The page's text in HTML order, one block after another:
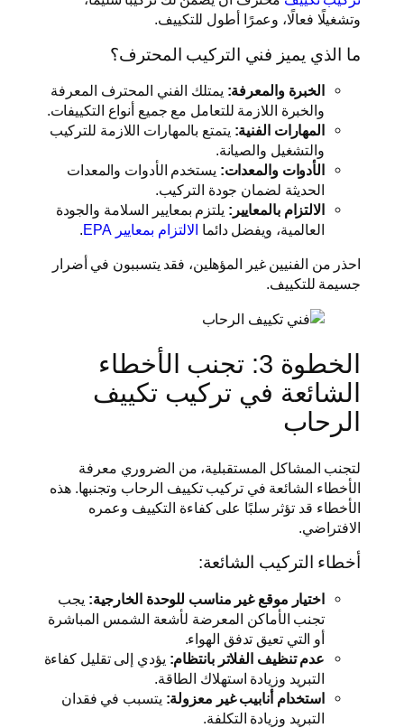
وتشغيلًا فعالًا، وعمرًا أطول للتكييف.
ما الذي يميز فني التركيب المحترف؟
الخبرة والمعرفة: يمتلك الفني المحترف المعرفة
والخبرة اللازمة للتعامل مع جميع أنواع التكييفات.
المهارات الفنية: يتمتع بالمهارات اللازمة للتركيب
والتشغيل والصيانة.
الأدوات والمعدات: يستخدم الأدوات والمعدات
الحديثة لضمان جودة التركيب.
الالتزام بالمعايير: يلتزم بمعايير السلامة والجودة
العالمية، ويفضل دائما الالتزام بمعايير EPA .
احذر من الفنيين غير المؤهلين، فقد يتسببون في أضرار
جسيمة للتكييف.
الخطوة 3: تجنب الأخطاء
الشائعة في تركيب تكييف
الرحاب
لتجنب المشاكل المستقبلية، من الضروري معرفة
الأخطاء الشائعة في تركيب تكييف الرحاب وتجنبها. هذه
الأخطاء قد تؤثر سلبًا على كفاءة التكييف وعمره
الافتراضي.
أخطاء التركيب الشائعة:
اختيار موقع غير مناسب للوحدة الخارجية: يجب
تجنب الأماكن المعرضة لأشعة الشمس المباشرة
أو التي تعيق تدفق الهواء.
عدم تنظيف الفلاتر بانتظام: يؤدي إلى تقليل كفاءة
التبريد وزيادة استهلاك الطاقة.
استخدام أنابيب غير معزولة: يتسبب في فقدان
التبريد وزيادة التكلفة.